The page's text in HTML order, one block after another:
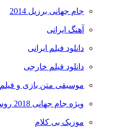
جام جهانی برزیل 2014
آهنگ ایرانی
دانلود فیلم ایرانی
دانلود فیلم خارجی
موسیقی متن بازی و فیلم
ویژه جام جهانی 2018 روسیه
موزیک بی کلام